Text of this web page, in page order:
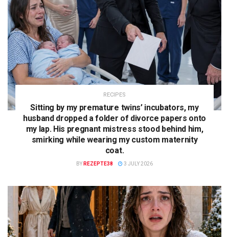
RECIPES
Sitting by my premature twins’ incubators, my
husband dropped a folder of divorce papers onto
my lap. His pregnant mistress stood behind him,
smirking while wearing my custom maternity
coat.
BY REZEPTE38 3 JULY 2026